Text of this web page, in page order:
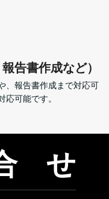
告書作成など）
、報告書作成まで対応可
可能です。
せ